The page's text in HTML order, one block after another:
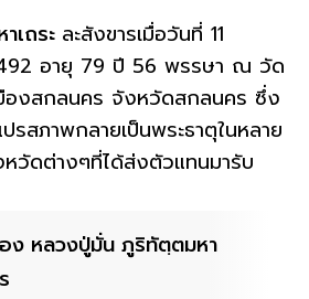
เถระ ละสังขารเมื่อวันที่ 11
อายุ 79 ปี 56 พรรษา ณ วัด
มืองสกลนคร จังหวัดสกลนคร ซึ่ง
รสภาพกลายเป็นพระธาตุในหลาย
วัดต่างๆที่ได้ส่งตัวแทนมารับ
ง หลวงปู่มั่น ภูริทัตฺตมหา